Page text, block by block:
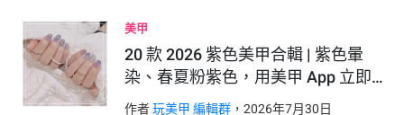
美甲
20 款 2026 紫色美甲合輯 | 紫色暈
染、春夏粉紫色，用美甲 App 立即…
作者玩美甲 編輯群 ，2026年7月30 日